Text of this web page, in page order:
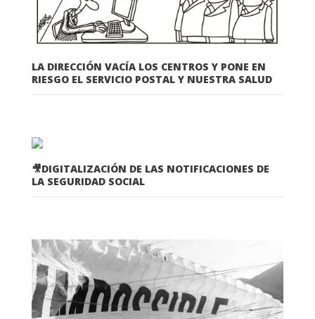
LA DIRECCIÓN VACÍA LOS CENTROS Y PONE EN
RIESGO EL SERVICIO POSTAL Y NUESTRA SALUD
🎥DIGITALIZACIÓN DE LAS NOTIFICACIONES DE
LA SEGURIDAD SOCIAL